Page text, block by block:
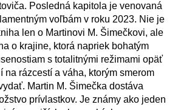
Posledná kapitola je venovaná
voľbám v roku 2023. Nie je
len o Martinovi M. Šimečkovi, ale
o krajine, ktorá napriek bohatým
s totalitnými režimami opäť
na rázcestí a váha, ktorým smerom
Martin M. Šimečka dostáva
prívlastkov. Je známy ako jeden